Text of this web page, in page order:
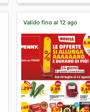
Valido fino al 12 ago